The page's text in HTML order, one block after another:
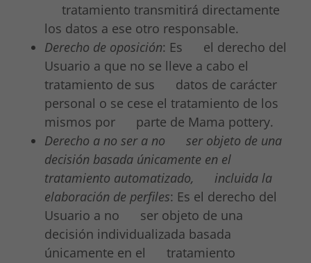
tratamiento transmitirá directamente
los datos a ese otro responsable.
Derecho de oposición: Es el derecho del
Usuario a que no se lleve a cabo el
tratamiento de sus datos de carácter
personal o se cese el tratamiento de los
mismos por parte de Mama pottery.
Derecho a no ser a no ser objeto de una
decisión basada únicamente en el
tratamiento automatizado, incluida la
elaboración de perfiles: Es el derecho del
Usuario a no ser objeto de una
decisión individualizada basada
únicamente en el tratamiento